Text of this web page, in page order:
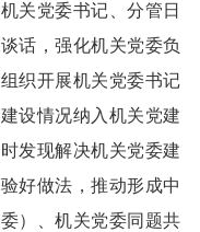
关党委书记、分管日
话，强化机关党委负
织开展机关党委书记
设情况纳入机关党建
发现解决机关党委建
好做法，推动形成中
）、机关党委同题共